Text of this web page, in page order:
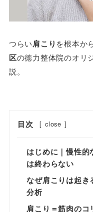
つらい肩こり を根本か
区の徳力整体院のオリ
説。
目次 [ close ]
はじめに｜慢性
は終わらない
なぜ肩こりは起き
分析
肩こり＝筋肉の